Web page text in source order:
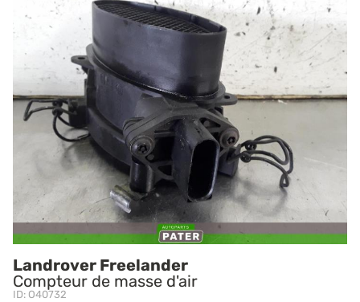
Landrover Freelander
Compteur de masse d'air
ID: O40732